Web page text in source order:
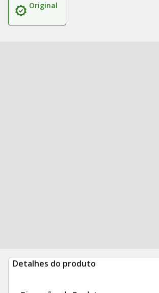
Original
Detalhes do produto